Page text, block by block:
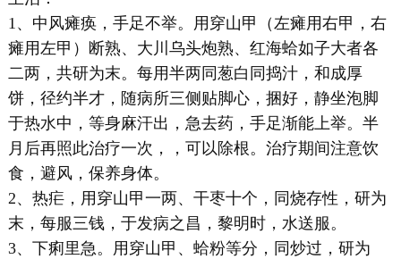
1、中风瘫痪，手足不举。用穿山甲（左瘫用右甲，右
瘫用左甲）断熟、大川乌头炮熟、红海蛤如子大者各
二两，共研为末。每用半两同葱白同捣汁，和成厚
饼，径约半才，随病所三侧贴脚心，捆好，静坐泡脚
于热水中，等身麻汗出，急去药，手足渐能上举。半
月后再照此治疗一次，，可以除根。治疗期间注意饮
食，避风，保养身体。
2、热疟，用穿山甲一两、干枣十个，同烧存性，研为
末，每服三钱，于发病之昌，黎明时，水送服。
3、下痢里急。用穿山甲、蛤粉等分，同炒过，研为